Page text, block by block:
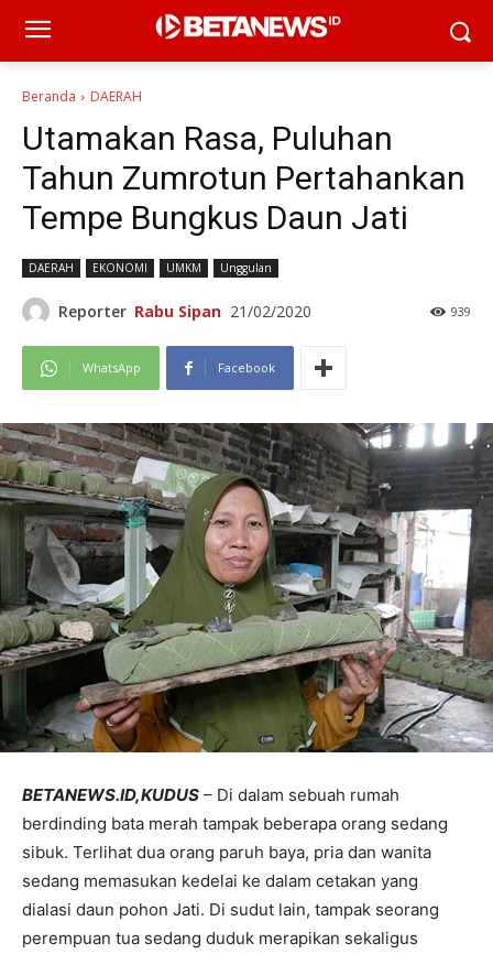
Beranda DAERAH
Utamakan Rasa, Puluhan
Tahun Zumrotun Pertahankan
Tempe Bungkus Daun Jati
DAERAH EKONOMI UMKM Unggulan
Reporter Rabu Sipan 21/02/2020 939
WhatsApp Facebook
BETANEWS.ID,KUDUS – Di dalam sebuah rumah
berdinding bata merah tampak beberapa orang sedang
sibuk. Terlihat dua orang paruh baya, pria dan wanita
sedang memasukan kedelai ke dalam cetakan yang
dialasi daun pohon Jati. Di sudut lain, tampak seorang
perempuan tua sedang duduk merapikan sekaligus